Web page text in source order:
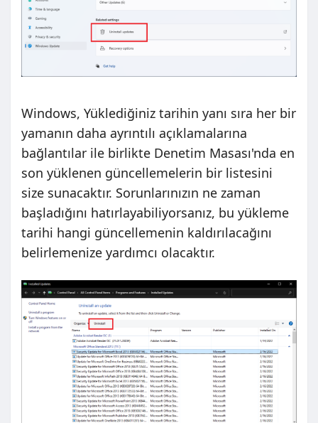
Windows, Yüklediğiniz tarihin yanı sıra her bir
yamanın daha ayrıntılı açıklamalarına
bağlantılar ile birlikte Denetim Masası'nda en
son yüklenen güncellemelerin bir listesini
size sunacaktır. Sorunlarınızın ne zaman
başladığını hatırlayabiliyorsanız, bu yükleme
tarihi hangi güncellemenin kaldırılacağını
belirlemenize yardımcı olacaktır.